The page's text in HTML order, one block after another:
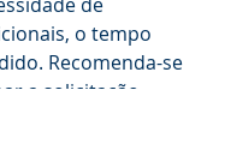
o tempo
Recomenda-se
a solicitação,